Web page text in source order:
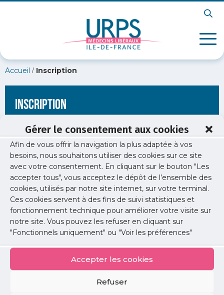
Gérer le consentement aux cookies
Afin de vous offrir la navigation la plus adaptée à vos
besoins, nous souhaitons utiliser des cookies sur ce site
avec votre consentement. En cliquant sur le bouton "Les
accepter tous", vous acceptez le dépôt de l’ensemble des
cookies, utilisés par notre site internet, sur votre terminal.
Ces cookies servent à des fins de suivi statistiques et
fonctionnement technique pour améliorer votre visite sur
notre site. Vous pouvez les refuser en cliquant sur
"Fonctionnels uniquement" ou "Voir les préférences"
Accepter les cookies
Refuser
Accueil / Inscription
Inscription
[wppb-register form_name="inscription"
redirect_url="https://www.urps-med-idf.org/aides-a-
linstallation-cesp/"]